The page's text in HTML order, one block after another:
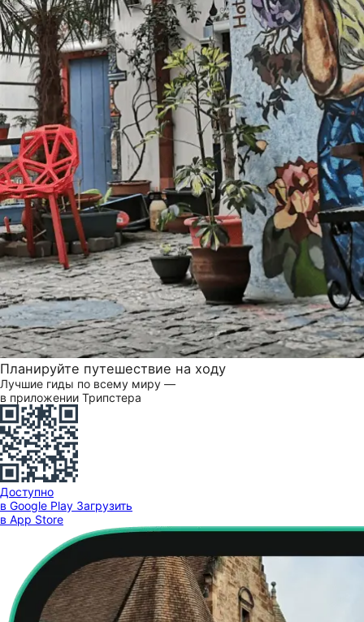
Планируйте путешествие на ходу
Лучшие гиды по всему миру —
в приложении Трипстера
Доступно
в Google Play Загрузить
в App Store